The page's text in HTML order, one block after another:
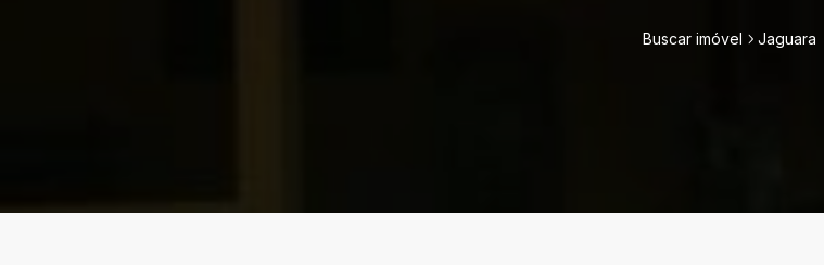
Buscar imóvel Jaguara